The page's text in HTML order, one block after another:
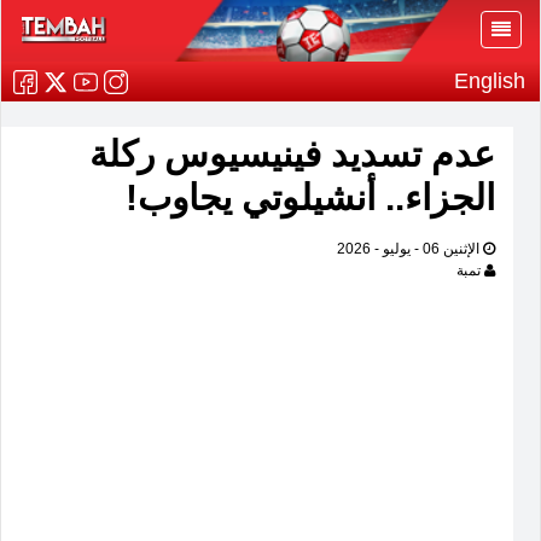
English
عدم تسديد فينيسيوس ركلة
الجزاء.. أنشيلوتي يجاوب!
الإثنين 06 - يوليو - 2026
تمبة